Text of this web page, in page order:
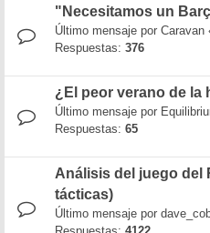
"Necesitamos un
Último mensaje por Caravan
Respuestas: 376
¿El peor verano de la
Último mensaje por
Respuestas: 65
Análisis del juego del
tácticas)
Último mensaje por